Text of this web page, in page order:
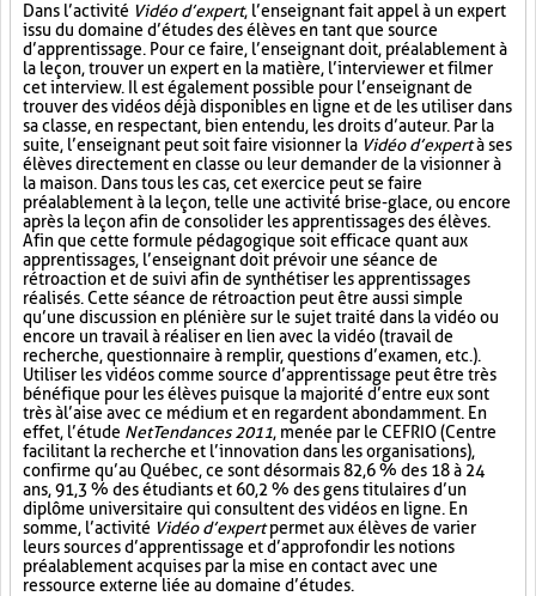
Dans l’activité Vidéo d’expert, l’enseignant fait appel à un expert
issu du domaine d’études des élèves en tant que source
d’apprentissage. Pour ce faire, l’enseignant doit, préalablement à
la leçon, trouver un expert en la matière, l’interviewer et filmer
cet interview. Il est également possible pour l’enseignant de
trouver des vidéos déjà disponibles en ligne et de les utiliser dans
sa classe, en respectant, bien entendu, les droits d’auteur. Par la
suite, l’enseignant peut soit faire visionner la Vidéo d’expertà ses
élèves directement en classe ou leur demander de la visionner à
la maison. Dans tous les cas, cet exercice peut se faire
préalablement à la leçon, telle une activité brise-glace, ou encore
après la leçon afin de consolider les apprentissages des élèves.
Afin que cette formule pédagogique soit efficace quant aux
apprentissages, l’enseignant doit prévoir une séance de
rétroaction et de suivi afin de synthétiser les apprentissages
réalisés. Cette séance de rétroaction peut être aussi simple
qu’une discussion en plénière sur le sujet traité dans la vidéo ou
encore un travail à réaliser en lien avec la vidéo (travail de
recherche, questionnaire à remplir, questions d’examen, etc.).
Utiliser les vidéos comme source d’apprentissage peut être très
bénéfique pour les élèves puisque la majorité d’entre eux sont
très à l’aise avec ce médium et en regardent abondamment. En
effet, l’étude NetTendances 2011, menée par le CEFRIO (Centre
facilitant la recherche et l’innovation dans les organisations),
confirme qu’au Québec, ce sont désormais 82,6 % des 18 à 24
ans, 91,3 % des étudiants et 60,2 % des gens titulaires d’un
diplôme universitaire qui consultent des vidéos en ligne. En
somme, l’activité Vidéo d’expertpermet aux élèves de varier
leurs sources d’apprentissage et d’approfondir les notions
préalablement acquises par la mise en contact avec une
ressource externe liée au domaine d’études.